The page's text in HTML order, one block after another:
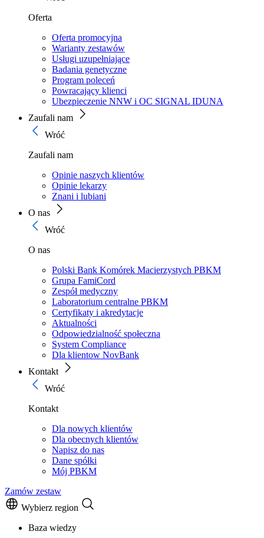
Oferta
Oferta promocyjna
Warianty zestawów
Usługi uzupełniające
Badania genetyczne
Program poleceń
Powracający klienci
Ubezpieczenie NNW i OC SIGNAL IDUNA
Zaufali nam
Wróć
Zaufali nam
Opinie naszych klientów
Opinie lekarzy
Znani i lubiani
O nas
Wróć
O nas
Polski Bank Komórek Macierzystych PBKM
Grupa FamiCord
Zespół medyczny
Laboratorium centralne PBKM
Certyfikaty i akredytacje
Aktualności
Odpowiedzialność społeczna
System Compliance
Dla klientow NovBank
Kontakt
Wróć
Kontakt
Dla nowych klientów
Dla obecnych klientów
Napisz do nas
Dane spółki
Mój PBKM
Zamów zestaw
Wybierz region
Baza wiedzy